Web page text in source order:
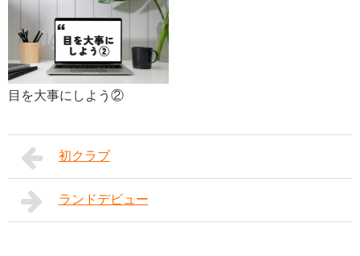
目を大事にしよう②
初クラブ
ランドデビュー